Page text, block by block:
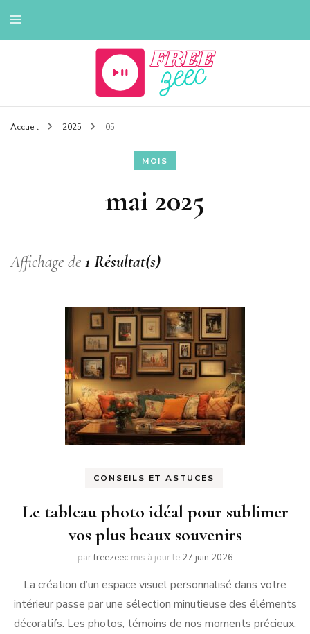
Freezeec
Accueil 2025 05
MOIS
mai 2025
Affichage de 1 Résultat(s)
CONSEILS ET ASTUCES
Le tableau photo idéal pour sublimer
vos plus beaux souvenirs
parfreezeec mis à jour le 27 juin 2026
La création d’un espace visuel personnalisé dans votre
intérieur passe par une sélection minutieuse des éléments
décoratifs. Les photos, témoins de nos moments précieux,